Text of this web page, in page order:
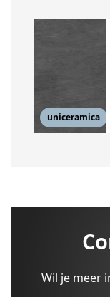
uniceramica
Wil je meer